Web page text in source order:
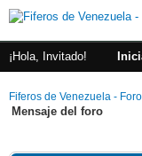
¡Hola, Invitado!
Fiferos de Venezuela -
Mensaje del foro